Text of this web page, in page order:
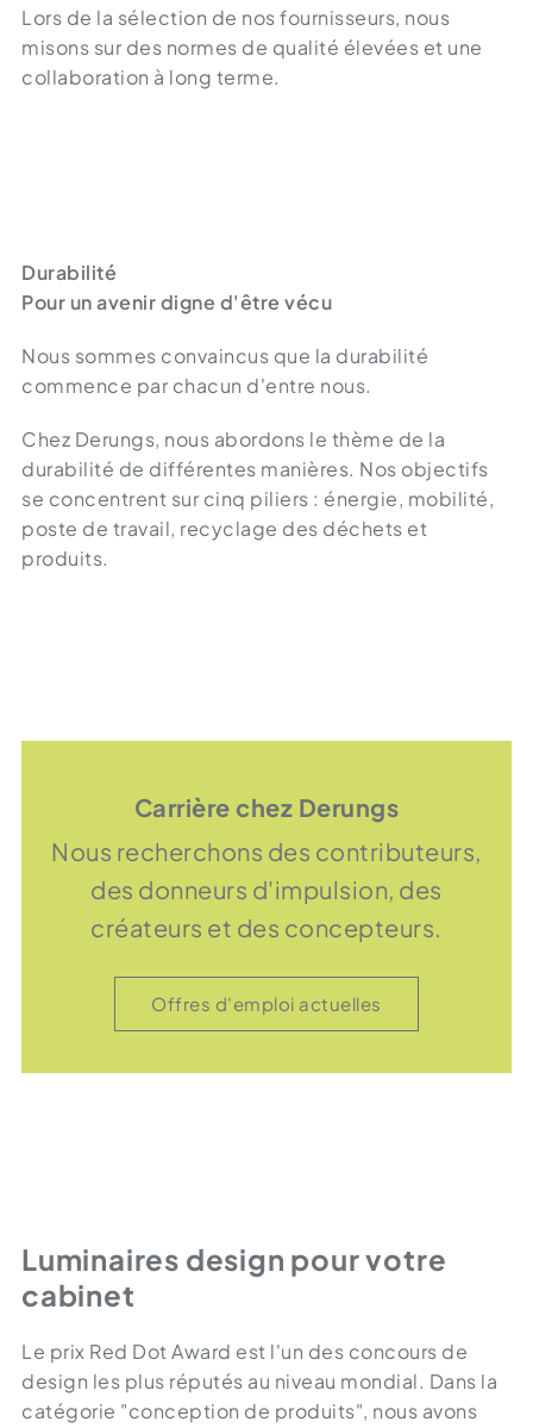
Lors de la sélection de nos fournisseurs, nous
misons sur des normes de qualité élevées et une
collaboration à long terme.
Durabilité
Pour un avenir digne d'être vécu
Nous sommes convaincus que la durabilité
commence par chacun d'entre nous.
Chez Derungs, nous abordons le thème de la
durabilité de différentes manières. Nos objectifs
se concentrent sur cinq piliers : énergie, mobilité,
poste de travail, recyclage des déchets et
produits.
Carrière chez Derungs
Nous recherchons des contributeurs,
des donneurs d'impulsion, des
créateurs et des concepteurs.
Offres d'emploi actuelles
Luminaires design pour votre
cabinet
Le prix Red Dot Award est l'un des concours de
design les plus réputés au niveau mondial. Dans la
catégorie "conception de produits", nous avons